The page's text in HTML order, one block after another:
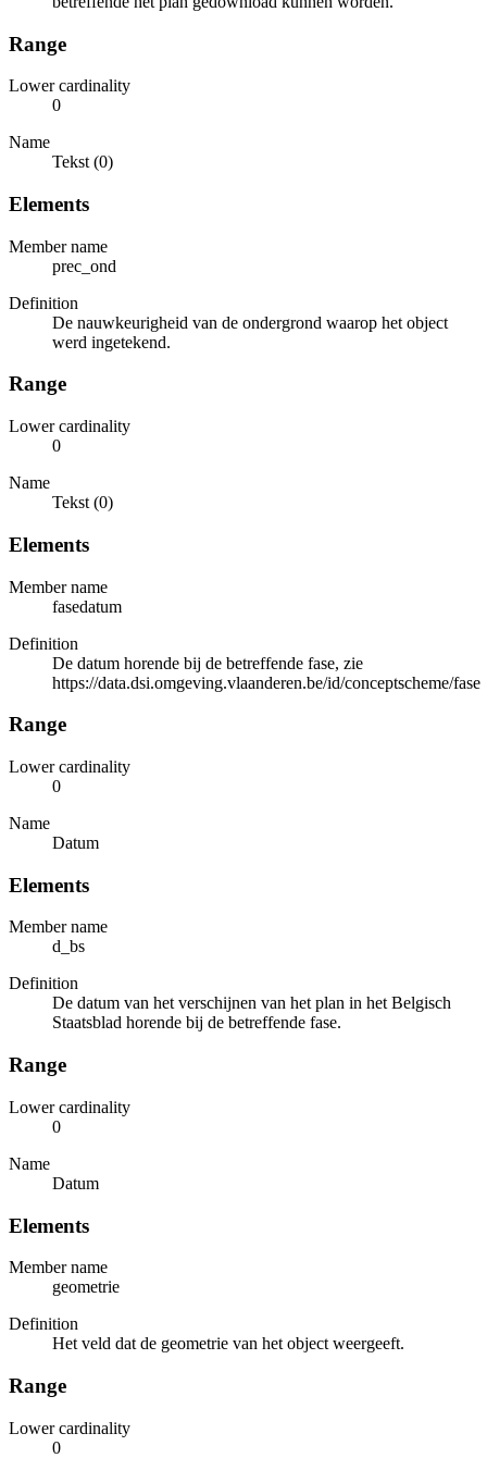
Range
Lower cardinality
0
Name
Tekst (0)
Elements
Member name
prec_ond
Definition
De nauwkeurigheid van de ondergrond waarop het object
werd ingetekend.
Range
Lower cardinality
0
Name
Tekst (0)
Elements
Member name
fasedatum
Definition
De datum horende bij de betreffende fase, zie
https://data.dsi.omgeving.vlaanderen.be/id/conceptscheme/fase
Range
Lower cardinality
0
Name
Datum
Elements
Member name
d_bs
Definition
De datum van het verschijnen van het plan in het Belgisch
Staatsblad horende bij de betreffende fase.
Range
Lower cardinality
0
Name
Datum
Elements
Member name
geometrie
Definition
Het veld dat de geometrie van het object weergeeft.
Range
Lower cardinality
0